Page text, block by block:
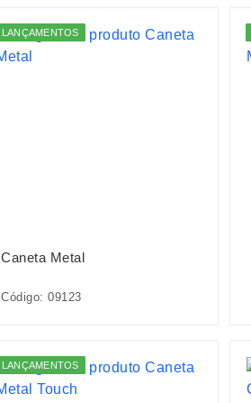
LANÇAMENTOS
Caneta Metal
Código: 09123
LANÇAMENTOS